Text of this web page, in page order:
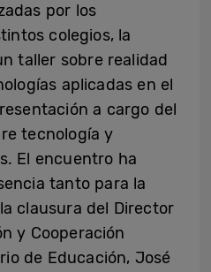
por los
colegios, la
taller sobre realidad
aplicadas en el
a cargo del
tecnología y
El encuentro ha
tanto para la
clausura del Director
y Cooperación
de Educación, José